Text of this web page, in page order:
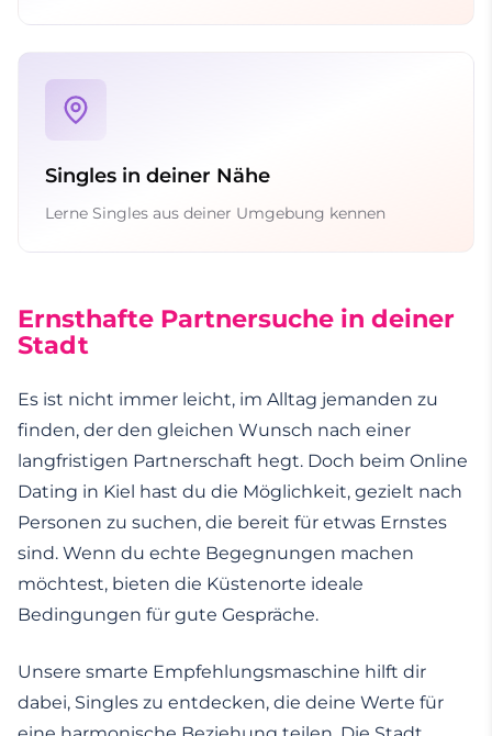
Singles in deiner Nähe
Lerne Singles aus deiner Umgebung kennen
Ernsthafte Partnersuche in deiner
Stadt
Es ist nicht immer leicht, im Alltag jemanden zu
finden, der den gleichen Wunsch nach einer
langfristigen Partnerschaft hegt. Doch beim Online
Dating in Kiel hast du die Möglichkeit, gezielt nach
Personen zu suchen, die bereit für etwas Ernstes
sind. Wenn du echte Begegnungen machen
möchtest, bieten die Küstenorte ideale
Bedingungen für gute Gespräche.
Unsere smarte Empfehlungsmaschine hilft dir
dabei, Singles zu entdecken, die deine Werte für